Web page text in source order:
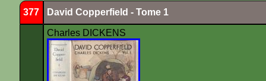
377 David Copperfield - Tome 1
Charles DICKENS